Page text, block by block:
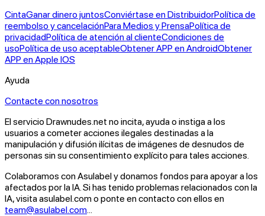
CintaGanar dinero juntosConviértase en DistribuidorPolítica de
reembolso y cancelaciónPara Medios y PrensaPolítica de
privacidadPolítica de atención al clienteCondiciones de
usoPolítica de uso aceptableObtener APP en AndroidObtener
APP en Apple IOS
Ayuda
Contacte con nosotros
El servicio Drawnudes.net no incita, ayuda o instiga a los
usuarios a cometer acciones ilegales destinadas a la
manipulación y difusión ilícitas de imágenes de desnudos de
personas sin su consentimiento explícito para tales acciones.
Colaboramos con Asulabel y donamos fondos para apoyar a los
afectados por la IA. Si has tenido problemas relacionados con la
IA, visita asulabel.com o ponte en contacto con ellos en
team@asulabel.com...